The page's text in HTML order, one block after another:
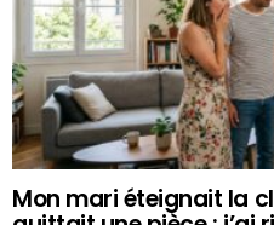
Mon mari éteignait la